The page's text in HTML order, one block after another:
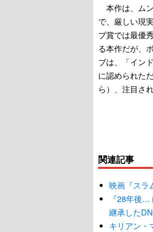
本作は、ム
で、厳しい現
ブ賞では最優
る本作だが、
ブは、「イン
に認められた
ら）、注目さ
関連記事
映画『スラ
『28年後
継承した
キリアン・